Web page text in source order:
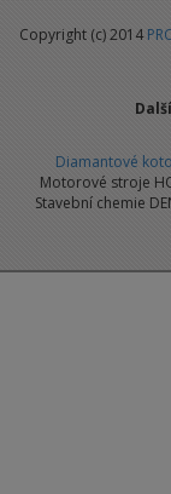
Copyright (c) 2014
Diamantové
Motorové stroje
Stavební chemie